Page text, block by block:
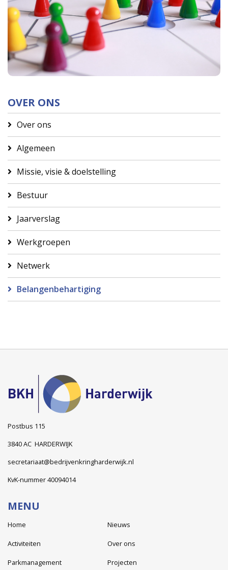
OVER ONS
Over ons
Algemeen
Missie, visie & doelstelling
Bestuur
Jaarverslag
Werkgroepen
Netwerk
Belangenbehartiging
Postbus 115
3840 AC HARDERWIJK
secretariaat@bedrijvenkringharderwijk.nl
KvK-nummer 40094014
MENU
Home Nieuws
Activiteiten Over ons
Parkmanagement Projecten